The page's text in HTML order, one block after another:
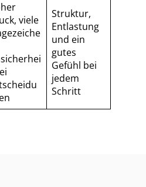
viele
Struktur,
Entlastung
und ein
gutes
Gefühl bei
jedem
Schritt